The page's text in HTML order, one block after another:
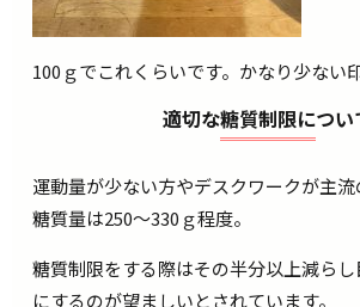
100ｇでこれくらいです。かなり少ない
適切な糖質制限につい
運動量が少ない方やデスクワークが主
糖質量は250～330ｇ程度。
糖質制限をする際はその半分以上減ら
にするのが望ましいとされています。